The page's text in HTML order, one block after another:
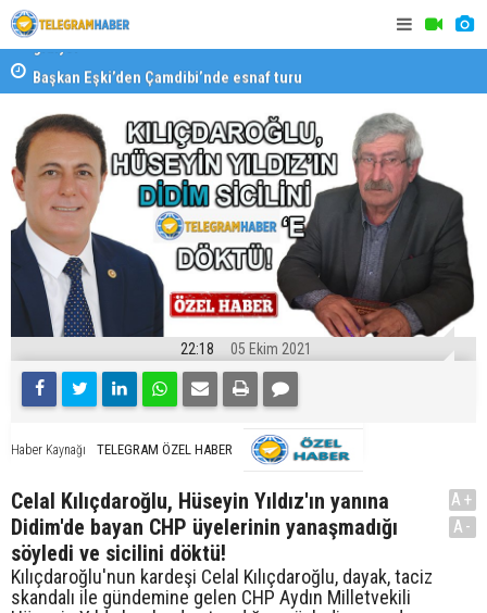
Başkan Eşki’den Çamdibi’nde esnaf turu
22:18 05 Ekim 2021
Haber Kaynağı TELEGRAM ÖZEL HABER
Celal Kılıçdaroğlu, Hüseyin Yıldız'ın yanına
Didim'de bayan CHP üyelerinin yanaşmadığı
söyledi ve sicilini döktü!
Kılıçdaroğlu'nun kardeşi Celal Kılıçdaroğlu, dayak, taciz
skandalı ile gündemine gelen CHP Aydın Milletvekili
A+
A-